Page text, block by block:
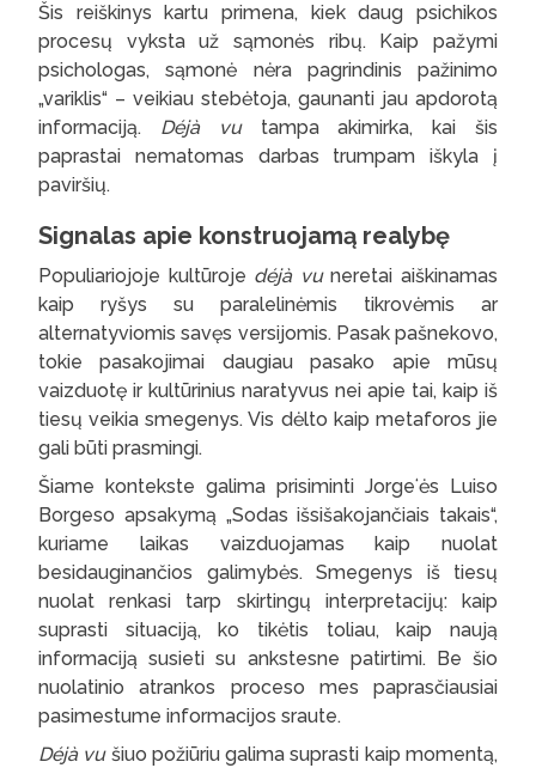
Šis reiškinys kartu primena, kiek daug psichikos
procesų vyksta už sąmonės ribų. Kaip pažymi
psichologas, sąmonė nėra pagrindinis pažinimo
„variklis“ – veikiau stebėtoja, gaunanti jau apdorotą
informaciją. Déjà vutampa akimirka, kai šis
paprastai nematomas darbas trumpam iškyla į
paviršių.
Signalas apie konstruojamą realybę
Populiariojoje kultūroje déjà vuneretai aiškinamas
kaip ryšys su paralelinėmis tikrovėmis ar
alternatyviomis savęs versijomis. Pasak pašnekovo,
tokie pasakojimai daugiau pasako apie mūsų
vaizduotę ir kultūrinius naratyvus nei apie tai, kaip iš
tiesų veikia smegenys. Vis dėlto kaip metaforos jie
gali būti prasmingi.
Šiame kontekste galima prisiminti Jorgeʻės Luiso
Borgeso apsakymą „Sodas išsišakojančiais takais“,
kuriame laikas vaizduojamas kaip nuolat
besidauginančios galimybės. Smegenys iš tiesų
nuolat renkasi tarp skirtingų interpretacijų: kaip
suprasti situaciją, ko tikėtis toliau, kaip naują
informaciją susieti su ankstesne patirtimi. Be šio
nuolatinio atrankos proceso mes paprasčiausiai
pasimestume informacijos sraute.
Déjà vušiuo požiūriu galima suprasti kaip momentą,